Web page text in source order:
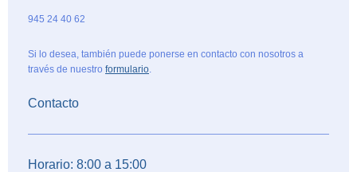
945 24 40 62
Si lo desea, también puede ponerse en contacto con nosotros a
través de nuestro formulario
Contacto
Horario: 8:00 a 15:00